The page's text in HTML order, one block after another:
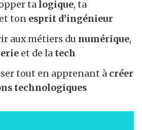
ta logique, ta
et ton esprit d’ingénieur
aux métiers du numérique,
et de la tech
tout en apprenant à créer
technologiques